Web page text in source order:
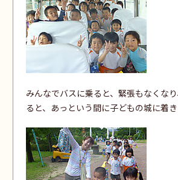
みんなでバスに乗ると、緊張もなくな
ると、あっという間に子どもの城に着